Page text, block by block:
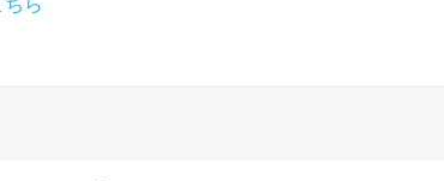
ら